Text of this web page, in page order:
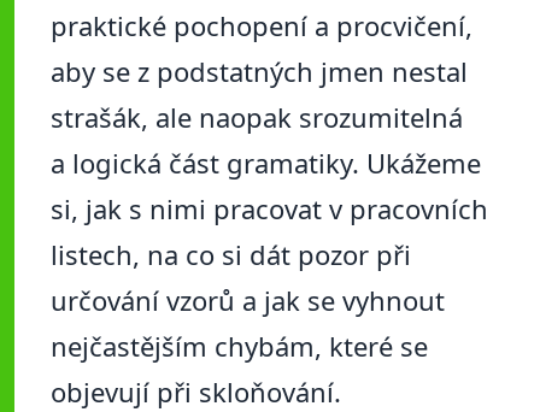
praktické pochopení a procvičení,
aby se z podstatných jmen nestal
strašák, ale naopak srozumitelná
a logická část gramatiky. Ukážeme
si, jak s nimi pracovat v pracovních
listech, na co si dát pozor při
určování vzorů a jak se vyhnout
nejčastějším chybám, které se
objevují při skloňování.